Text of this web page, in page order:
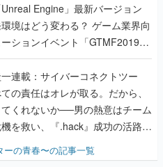
Engine」最新バージョン
境はどう変わる？ ゲーム業界向
ションイベント「GTMF2019」
より理解を深めよう【PR】
一連載：サイバーコネクトツー
の責任はオレが取る。だから、
くれないか──男の熱意はチーム
を救い、『.hack』成功の活路を
ンプ』色だった【若ゲのいた
ーの青春〜の記事一覧